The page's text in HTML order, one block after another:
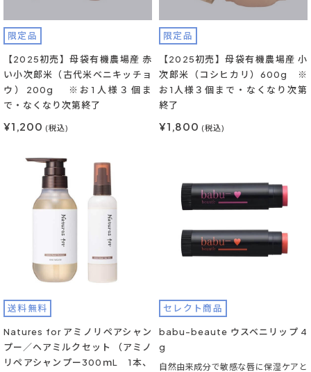
限定品
【2025初売】母袋有機農場産 赤
い小次郎米（古代米ベニキッチョ
ウ）200g ※お1人様３個ま
で・なくなり次第終了
¥1,200 (税込)
限定品
【2025初売】母袋有機農場産 小
次郎米（コシヒカリ）600g ※
お1人様３個まで・なくなり次第
終了
¥1,800 (税込)
送料無料
Natures for アミノリペアシャン
プー／ヘアミルクセット （アミノ
リペアシャンプー300ｍL 1本、
セレクト商品
babu-beaute ウスベニリップ 4
g
自然由来成分で敏感な唇に保湿ケアと